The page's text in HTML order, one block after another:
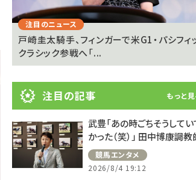
注目のニュース
戸崎圭太騎手、フィンガーで米G1・パシフィ
クラシック参戦へ「...
注目の記事 もっと
武豊「あの時ごちそうしてい
かった（笑）」 田中博康調教
のフランスでの思い出を語る
競馬エンタメ
2026/8/4 19:12